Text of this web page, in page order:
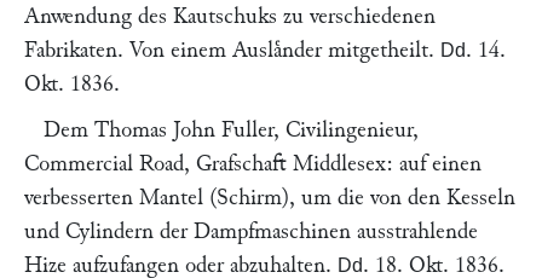
Anwendung des Kautschuks zu verschiedenen
Fabrikaten. Von einem Auslaͤnder mitgetheilt. Dd. 14.
Okt. 1836.
Dem Thomas John Fuller, Civilingenieur,
Commercial Road, Grafschaft Middlesex: auf einen
verbesserten Mantel (Schirm), um die von den Kesseln
und Cylindern der Dampfmaschinen ausstrahlende
Hize aufzufangen oder abzuhalten. Dd. 18. Okt. 1836.